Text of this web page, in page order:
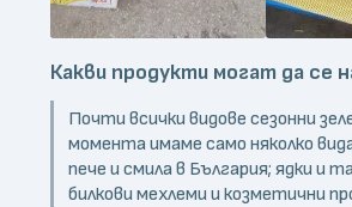
Какви продукти могат да се
Почти всички видове сезонни
момента имаме само няколко
пече и смила в България; ядки и
билкови мехлеми и козметични